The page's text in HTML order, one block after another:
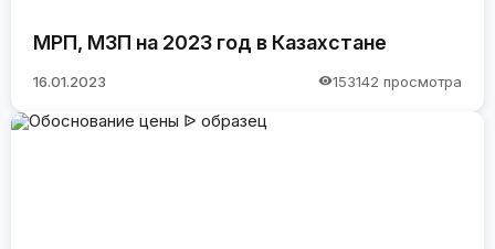
МРП, МЗП на 2023 год в Казахстане
16.01.2023 153142 просмотра